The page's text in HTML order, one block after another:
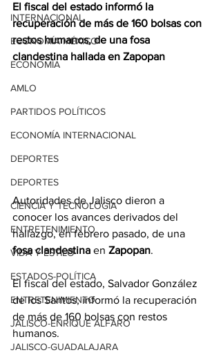
INTERNACIONAL
ECONOMÍA MÉXICO
ECONOMÍA
AMLO
PARTIDOS POLÍTICOS
ECONOMÍA INTERNACIONAL
DEPORTES
DEPORTES
CIENCIA Y TECNOLOGÍA
ENTRETENIMIENTO
VIDA Y ESTILO
ESTADOS-POLÍTICA
ENTRETENIMIENTO
JALISCO-ENRIQUE ALFARO
JALISCO-GUADALAJARA
El fiscal del estado informó la
recuperación de más de 160 bolsas con
restos humanos, de una fosa
clandestina hallada en Zapopan
Autoridades de Jalisco dieron a
conocer los avances derivados del
hallazgo, en febrero pasado, de una
fosa clandestina en Zapopan.
El fiscal del estado, Salvador González
de los Santos, informó la recuperación
de más de 160 bolsas con restos
humanos.